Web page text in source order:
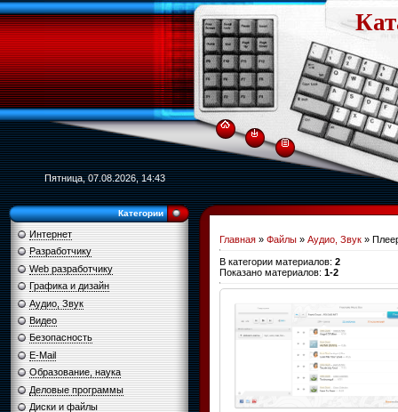
Пятница, 07.08.2026, 14:43
Категории
Интернет
Разработчику
Web разработчику
Графика и дизайн
Аудио, Звук
Видео
Безопасность
E-Mail
Образование, наука
Деловые программы
Диски и файлы
Главная » Файлы » Аудио, Звук »
В категории материалов: 2
Показано материалов: 1-2